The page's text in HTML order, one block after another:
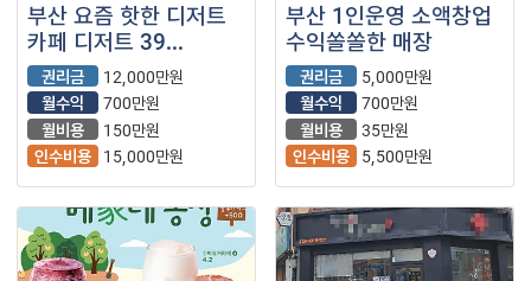
부산 요즘 핫한 디저트
카페 디저트 39
깔끔하게 운영하는 매장
저렴한 권리로
나왔습니다.
권리금
12,000만원
월수익
700만원
월비용
150만원
인수비용
15,000만원
부산 1인운영 소액창업
수익쏠쏠한 매장
권리금
5,000만원
월수익
700만원
월비용
35만원
인수비용
5,500만원